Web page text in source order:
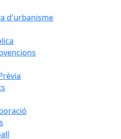
d'urbanisme